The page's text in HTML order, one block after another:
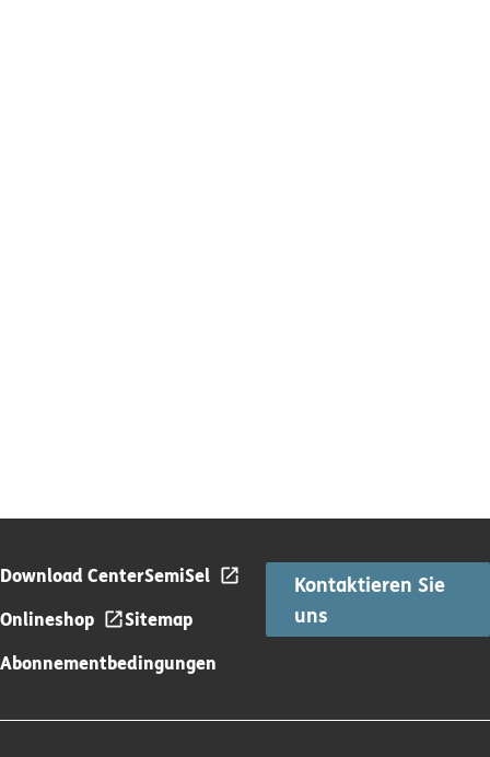
Download CenterSemiSel
Onlineshop
Sitemap
Abonnementbedingungen
Kontaktieren Sie
uns